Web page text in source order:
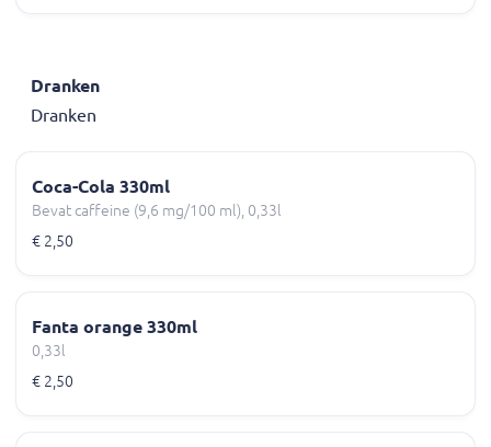
Dranken
Dranken
Coca-Cola 330ml
Bevat caffeine (9,6 mg/100 ml), 0,33l
€ 2,50
Fanta orange 330ml
0,33l
€ 2,50